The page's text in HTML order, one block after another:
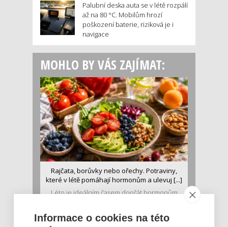
Palubní deska auta se v létě rozpálí
až na 80 °C. Mobilům hrozí
poškození baterie, riziková je i
navigace
MOHLO BY VÁS ZAJÍMAT:
Rajčata, borůvky nebo ořechy. Potraviny,
které v létě pomáhají hormonům a ulevuj [...]
Léto je ideálním časem dopřát hormonům
luštěniny jsou práv...
Informace o cookies na této